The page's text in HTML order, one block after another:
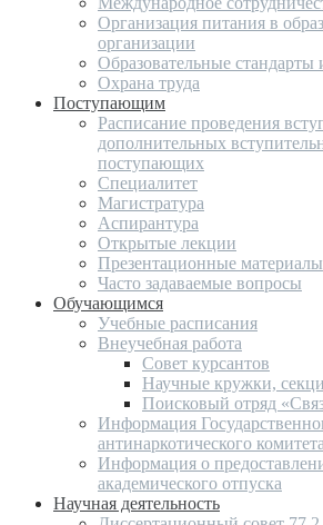
Организация питания в
организации
Образовательные стандарты
Охрана труда
Поступающим
Расписание проведения
дополнительных
поступающих
Специалитет
Магистратура
Аспирантура
Открытые лекции
Презентационные материалы
Часто задаваемые вопросы
Обучающимся
Учебные расписания
Внеучебная работа
Совет курсантов
Научные кружки,
Поисковый отряд
Информация
антинаркотического комитета
Информация о
академического отпуска
Научная деятельность